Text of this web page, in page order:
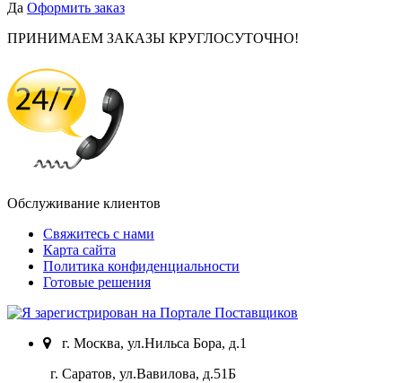
Да Оформить заказ
ПРИНИМАЕМ ЗАКАЗЫ КРУГЛОСУТОЧНО!
Обслуживание клиентов
Свяжитесь с нами
Карта сайта
Политика конфиденциальности
Готовые решения
г. Москва, ул.Нильса Бора, д.1
г. Саратов, ул.Вавилова, д.51Б